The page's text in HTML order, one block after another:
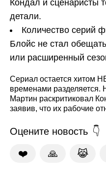
Кондал и сценаристы
детали.
Количество серий
Блойс не стал
или расширенный
Сериал остается хитом
временами разделяется.
Мартин раскритиковал
заявив, что их рабочие
Оцените новость
❤️ 🙏 😹